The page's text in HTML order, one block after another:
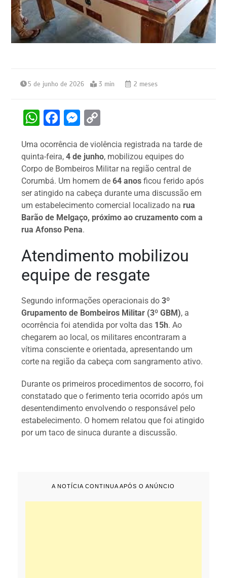
5 de junho de 2026 3 min 2 meses
W
at
s
A
p
p
F
c
e
b
o
o
k
M
s
s
e
n
g
er
p
y
Li
n
k
Uma ocorrência de violência registrada na tarde de
quinta-feira,4 de junho, mobilizou equipes do
Corpo de Bombeiros Militar na região central de
Corumbá. Um homem de64 anos ficou ferido após
ser atingido na cabeça durante uma discussão em
um estabelecimento comercial localizado na rua
Barão de Melgaço, próximo ao cruzamento com a
rua Afonso Pena.
Atendimento mobilizou
equipe de resgate
Segundo informações operacionais do3º
Grupamento de Bombeiros Militar (3º GBM), a
ocorrência foi atendida por volta das 15h. Ao
chegarem ao local, os militares encontraram a
vítima consciente e orientada, apresentando um
corte na região da cabeça com sangramento ativo.
Durante os primeiros procedimentos de socorro, foi
constatado que o ferimento teria ocorrido após um
desentendimento envolvendo o responsável pelo
estabelecimento. O homem relatou que foi atingido
por um taco de sinuca durante a discussão.
A NOTÍCIA CONTINUA APÓS O ANÚNCIO